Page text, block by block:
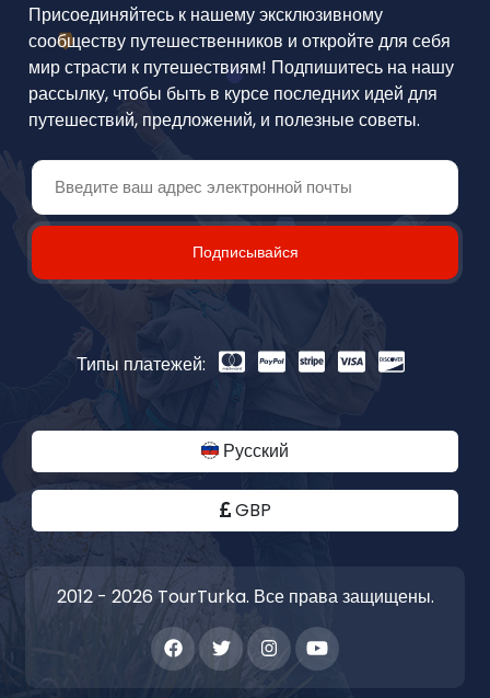
Присоединяйтесь к нашему эксклюзивному
сообществу путешественников и откройте для себя
мир страсти к путешествиям! Подпишитесь на нашу
рассылку, чтобы быть в курсе последних идей для
путешествий, предложений, и полезные советы.
Подписывайся
Типы платежей:
Русский
GBP
2012 - 2026 TourTurka. Все права защищены.